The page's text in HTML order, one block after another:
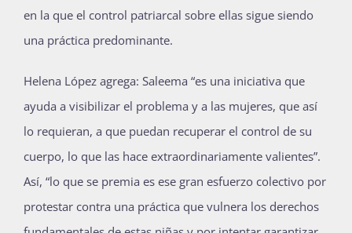
en la que el control patriarcal sobre ellas sigue siendo
una práctica predominante.
Helena López agrega: Saleema “es una iniciativa que
ayuda a visibilizar el problema y a las mujeres, que así
lo requieran, a que puedan recuperar el control de su
cuerpo, lo que las hace extraordinariamente valientes”.
Así, “lo que se premia es ese gran esfuerzo colectivo por
protestar contra una práctica que vulnera los derechos